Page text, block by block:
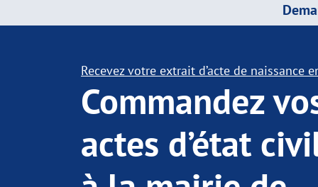
Recevez votre extrait d’acte de naissance
Commandez
actes d’état